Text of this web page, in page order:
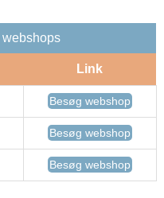
webshops
Link
Besøg webshop
Besøg webshop
Besøg webshop